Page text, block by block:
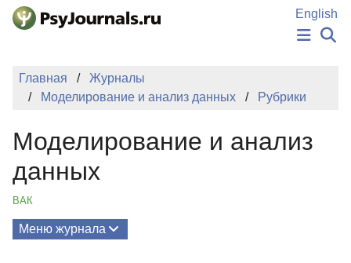
Перейти к основному содержанию
English
НОВОСТИ
АВТОРЫ
БАЗА ЗНАНИЙ
Регистрация
Главная
Журналы
Моделирование и анализ данных
Рубрики
Моделирование и анализ
данных
ВАК
Меню журнала